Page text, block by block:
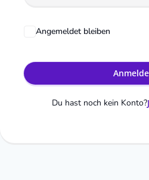
Angemeldet bleiben
Du hast noch kein Konto?